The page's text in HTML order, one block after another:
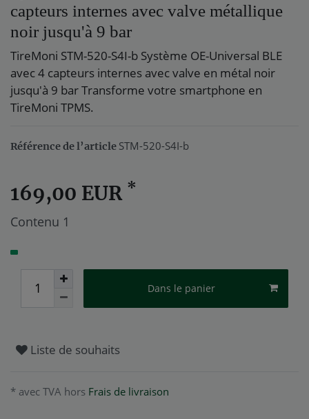
capteurs internes avec valve métallique
noir jusqu'à 9 bar
TireMoni STM-520-S4I-b Système OE-Universal BLE
avec 4 capteurs internes avec valve en métal noir
jusqu'à 9 bar Transforme votre smartphone en
TireMoni TPMS.
Référence de l’article STM-520-S4I-b
169,00 EUR *
Contenu 1
Dans le panier
Liste de souhaits
* avec TVA hors Frais de livraison